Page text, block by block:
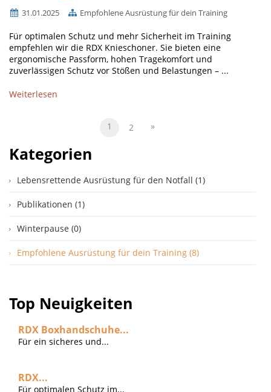
31.01.2025 Empfohlene Ausrüstung für dein Training
Für optimalen Schutz und mehr Sicherheit im Training
empfehlen wir die RDX Knieschoner. Sie bieten eine
ergonomische Passform, hohen Tragekomfort und
zuverlässigen Schutz vor Stößen und Belastungen – ...
Weiterlesen
1 2 »
Kategorien
Lebensrettende Ausrüstung für den Notfall (1)
Publikationen (1)
Winterpause (0)
Empfohlene Ausrüstung für dein Training (8)
Top Neuigkeiten
RDX Boxhandschuhe...
Für ein sicheres und...
RDX...
Für optimalen Schutz im...